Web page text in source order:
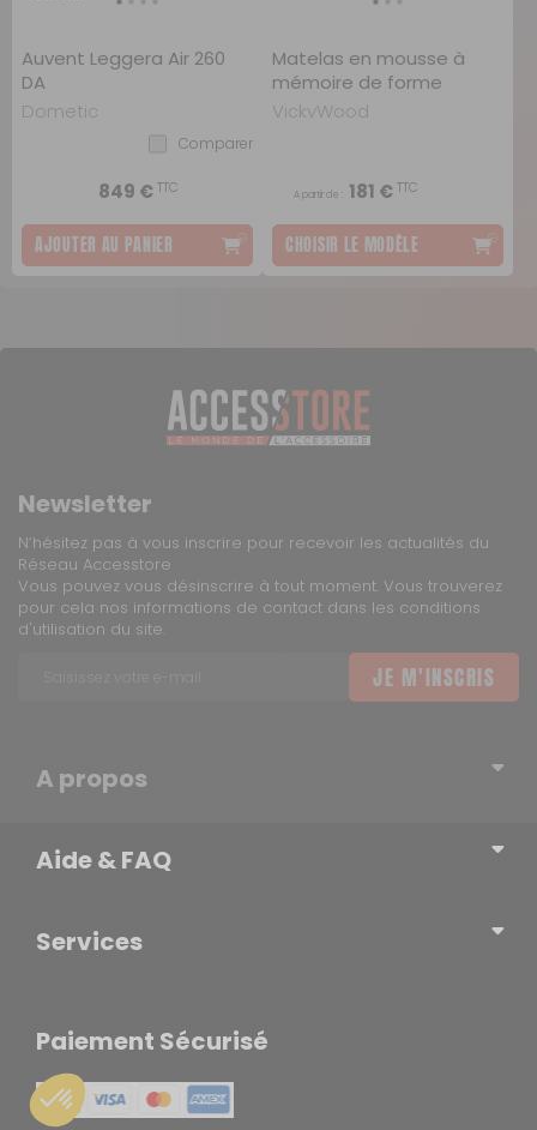
Auvent Leggera Air 260
DA
Dometic
Comparer
849 €TTC
AJOUTER AU PANIER
Matelas en mousse à
mémoire de forme
VickyWood
A partir de : 181 €TTC
CHOISIR LE MODÈLE
Newsletter
N’hésitez pas à vous inscrire pour recevoir les actualités du
Réseau Accesstore
Vous pouvez vous désinscrire à tout moment. Vous trouverez
pour cela nos informations de contact dans les conditions
d'utilisation du site.
JE M'INSCRIS
A propos
Blog – l’actualité du Réseau
Aide & FAQ
Newsletter
Politique de confidentialité
Conditions générales de vente
Services
Livraison gratuite en magasin
SAV
Paiement Sécurisé